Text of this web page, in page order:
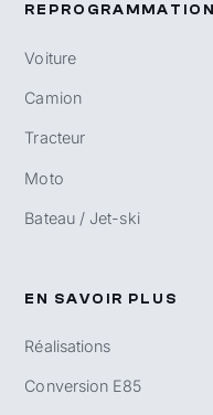
REPROGRAMMATION
Voiture
Camion
Tracteur
Moto
Bateau / Jet-ski
EN SAVOIR PLUS
Réalisations
Conversion E85